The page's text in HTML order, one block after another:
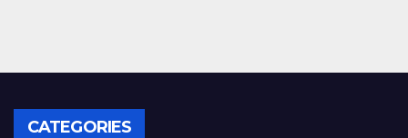
CATEGORIES